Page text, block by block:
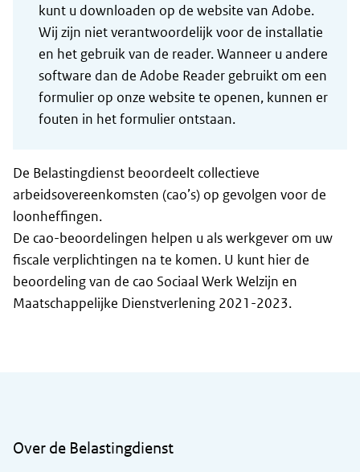
kunt u downloaden op de website van Adobe.
Wij zijn niet verantwoordelijk voor de installatie
en het gebruik van de reader. Wanneer u andere
software dan de Adobe Reader gebruikt om een
formulier op onze website te openen, kunnen er
fouten in het formulier ontstaan.
De Belastingdienst beoordeelt collectieve
arbeidsovereenkomsten (cao’s) op gevolgen voor de
loonheffingen.
De cao-beoordelingen helpen u als werkgever om uw
fiscale verplichtingen na te komen. U kunt hier de
beoordeling van de cao Sociaal Werk Welzijn en
Maatschappelijke Dienstverlening 2021-2023.
Over de Belastingdienst